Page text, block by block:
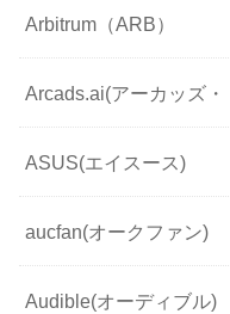
Arbitrum（ARB）
Arcads.ai(アーカッズ
ASUS(エイスース)
aucfan(オークファン)
Audible(オーディブル)